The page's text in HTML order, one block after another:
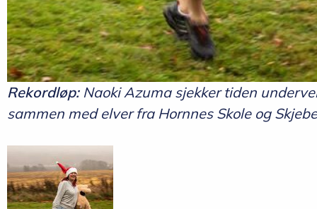
Rekordløp:Naoki Azuma sjekker tiden
sammen med elver fra Hornnes Skole og